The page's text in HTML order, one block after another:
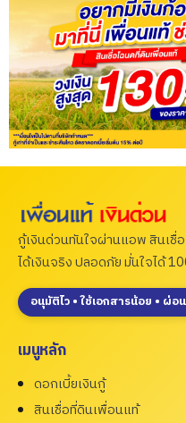
กู้เงินด่วนทันใจผ่านแอพ สินเชื่
ได้เงินจริง ปลอดภัย มั่นใจได้
อนุมัติไว • ใช้เอกสารน้อย • ผ่อ
เมนูหลัก
ดอกเบี้ยเงินกู้
สินเชื่อที่ดินเพื่อนแท้